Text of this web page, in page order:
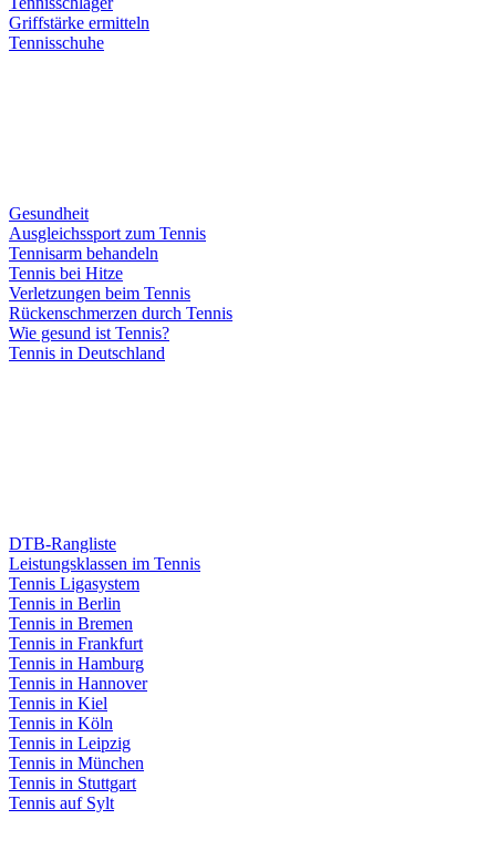
Griffstärke ermitteln
Tennisschuhe
Gesundheit
Ausgleichssport zum Tennis
Tennisarm behandeln
Tennis bei Hitze
Verletzungen beim Tennis
Rückenschmerzen durch Tennis
Wie gesund ist Tennis?
Tennis in Deutschland
DTB-Rangliste
Leistungsklassen im Tennis
Tennis Ligasystem
Tennis in Berlin
Tennis in Bremen
Tennis in Frankfurt
Tennis in Hamburg
Tennis in Hannover
Tennis in Kiel
Tennis in Köln
Tennis in Leipzig
Tennis in München
Tennis in Stuttgart
Tennis auf Sylt